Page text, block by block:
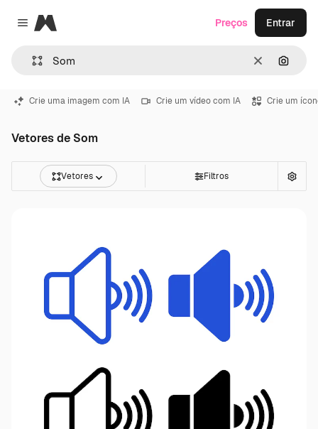
Close menu
Magnific
Limpar
Preços Entrar
Crie uma imagem com IA Crie um vídeo com IA Crie um
Vetores de Som
Vetores Filtros